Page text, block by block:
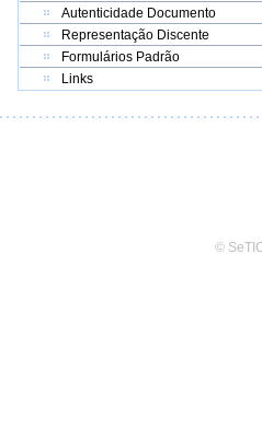
Autenticidade Documento
Representação Discente
Formulários Padrão
Links
©